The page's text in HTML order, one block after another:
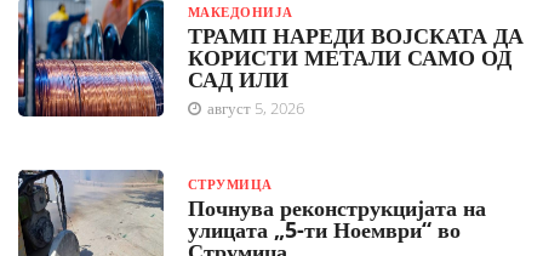
МАКЕДОНИЈА
ТРАМП НАРЕДИ ВОЈСКАТА ДА
КОРИСТИ МЕТАЛИ САМО ОД
САД ИЛИ
август 5, 2026
СТРУМИЦА
Почнува реконструкцијата на
улицата „5-ти Ноември“ во